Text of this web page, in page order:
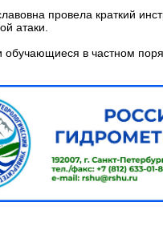
провела краткий
атаки.
обучающиеся в частном